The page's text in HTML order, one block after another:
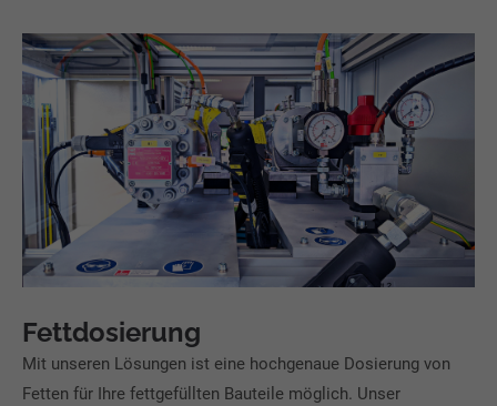
Fettdosierung
Mit unseren Lösungen ist eine hochgenaue Dosierung von
Fetten für Ihre fettgefüllten Bauteile möglich. Unser